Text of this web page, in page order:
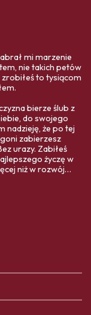
mi marzenie
nie takich petów
zrobiłeś to tysiącom
bierze ślub z
do swojego
nadzieję, że po tej
zabierzesz
urazy. Zabiłeś
życzę w
niż w rozwój